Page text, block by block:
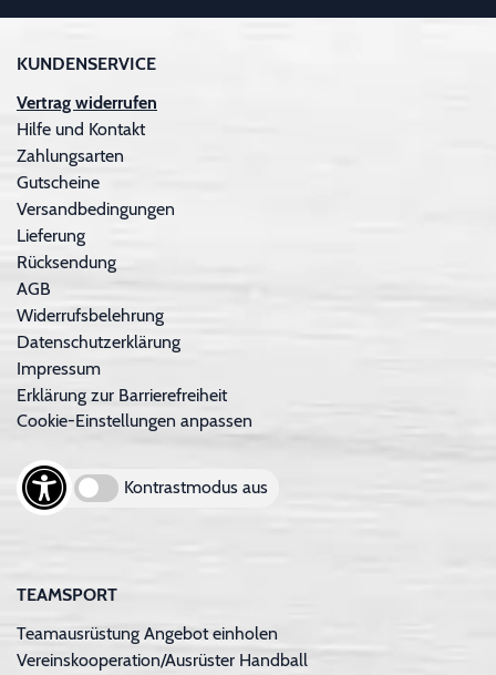
KUNDENSERVICE
Vertrag widerrufen
Hilfe und Kontakt
Zahlungsarten
Gutscheine
Versandbedingungen
Lieferung
Rücksendung
AGB
Widerrufsbelehrung
Datenschutzerklärung
Impressum
Erklärung zur Barrierefreiheit
Cookie-Einstellungen anpassen
Kontrastmodus aus
TEAMSPORT
Teamausrüstung Angebot einholen
Vereinskooperation/Ausrüster Handball